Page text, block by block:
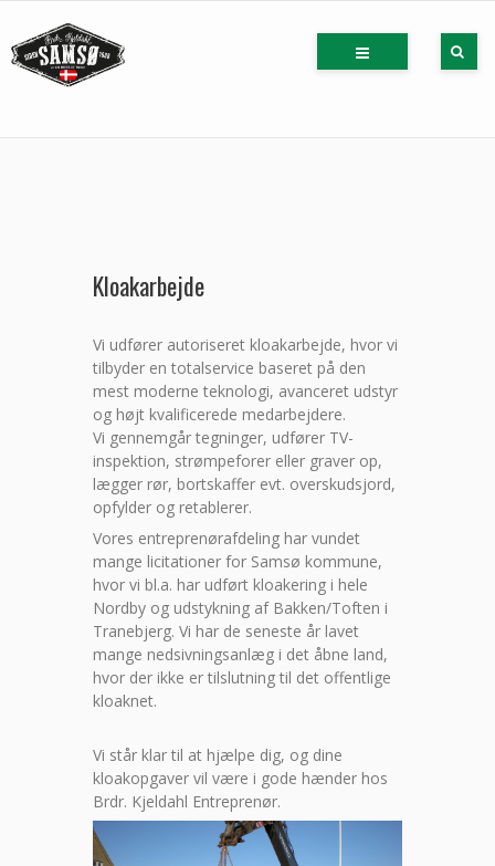
Kloakarbejde
Vi udfører autoriseret kloakarbejde, hvor vi
tilbyder en totalservice baseret på den
mest moderne teknologi, avanceret udstyr
og højt kvalificerede medarbejdere.
Vi gennemgår tegninger, udfører TV-
inspektion, strømpeforer eller graver op,
lægger rør, bortskaffer evt. overskudsjord,
opfylder og retablerer.
Vores entreprenørafdeling har vundet
mange licitationer for Samsø kommune,
hvor vi bl.a. har udført kloakering i hele
Nordby og udstykning af Bakken/Toften i
Tranebjerg. Vi har de seneste år lavet
mange nedsivningsanlæg i det åbne land,
hvor der ikke er tilslutning til det offentlige
kloaknet.
Vi står klar til at hjælpe dig, og dine
kloakopgaver vil være i gode hænder hos
Brdr. Kjeldahl Entreprenør.